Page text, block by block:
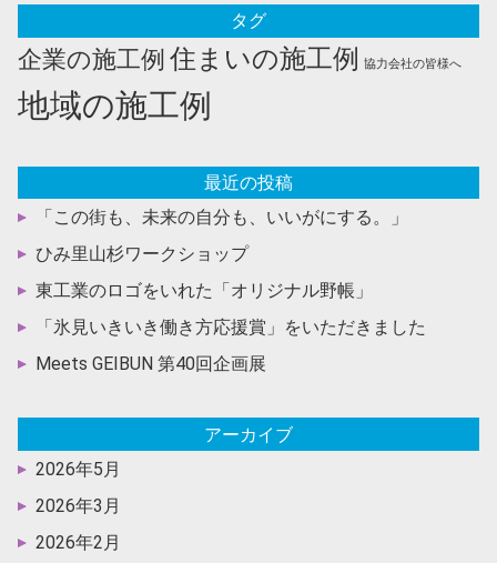
タグ
企業の施工例 住まいの施工例 協力会社の皆様へ
地域の施工例
最近の投稿
「この街も、未来の自分も、いいがにする。」
ひみ里山杉ワークショップ
東工業のロゴをいれた「オリジナル野帳」
「氷見いきいき働き方応援賞」をいただきました
Meets GEIBUN 第40回企画展
アーカイブ
2026年5月
2026年3月
2026年2月